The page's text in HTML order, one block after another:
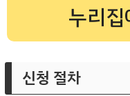
누리
신청 절차